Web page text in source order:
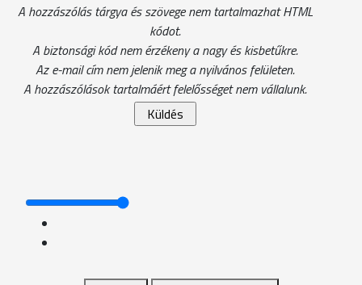
A hozzászólás tárgya és szövege nem tartalmazhat HTML
kódot.
A biztonsági kód nem érzékeny a nagy és kisbetűkre.
Az e-mail cím nem jelenik meg a nyilvános felületen.
A hozzászólások tartalmáért felelősséget nem vállalunk.